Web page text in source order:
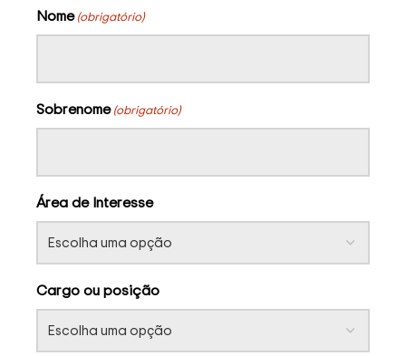
Nome (obrigatório)
Sobrenome (obrigatório)
Área de Interesse
Cargo ou posição